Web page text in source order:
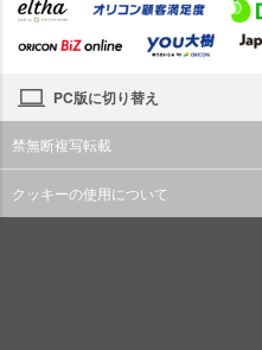
PC版に切り替え
禁無断複写転載
クッキーの使用について